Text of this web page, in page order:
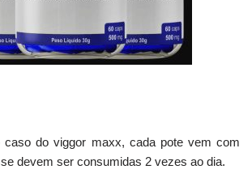
caso do viggor maxx, cada pote vem com
devem ser consumidas 2 vezes ao dia.